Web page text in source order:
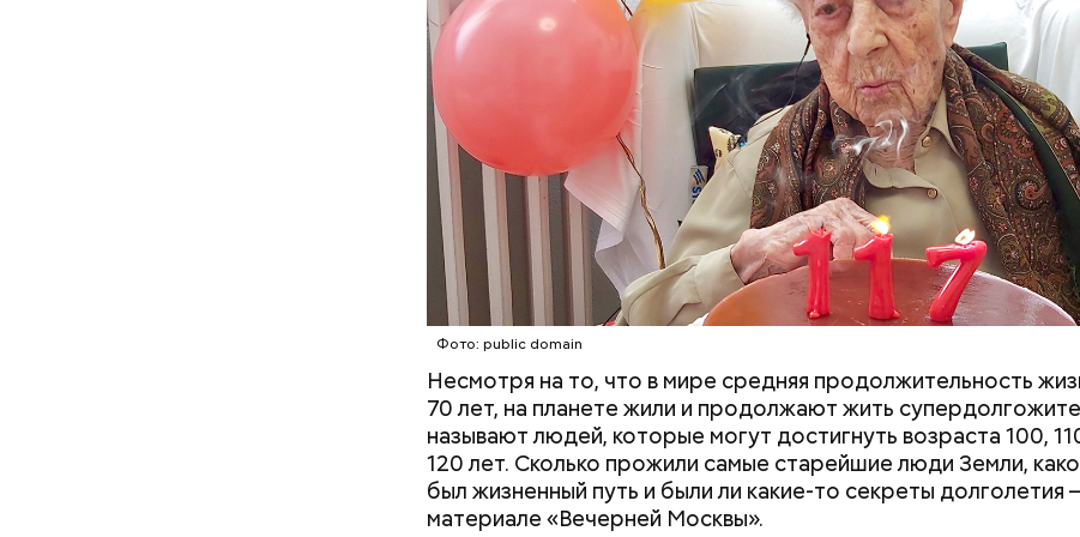
Фото: public domain
Несмотря на то, что в мире средняя продолжительность
70 лет, на планете жили и продолжают жить
называют людей, которые могут достигнуть возраста 100,
120 лет. Сколько прожили самые старейшие люди Земли,
был жизненный путь и были ли какие-то секреты долголетия
материале «Вечерней Москвы».
Фото: public domain
Убийство Ли Харви Освальда
Фото: public domain
Атака хищника:
объяснил, почему
нападают на
Особенно опасно контактировать с водой, если вы
открытом море и получили порез или ранку. Акула
небольшое количество крови на расстоянии до полутора
Если вы поранились в воде, сразу же выходите на берег.